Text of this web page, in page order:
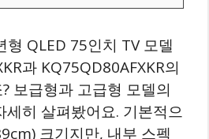
QLED 75인치 TV 모델
과 KQ75QD80AFXKR의
보급형과 고급형 모델의
세히 살펴봤어요. 기본적으
크기지만, 내부 스펙